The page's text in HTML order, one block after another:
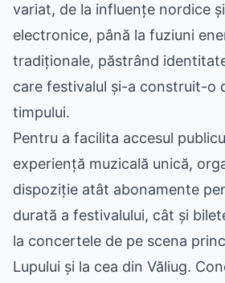
variat, de la influențe nordice
electronice, până la fuziuni
tradiționale, păstrând
care festivalul și-a construit-o
timpului.
Pentru a facilita accesul
experiență muzicală unică,
dispoziție atât abonamente
durată a festivalului, cât și
la concertele de pe scena
Lupului și la cea din Văliug.